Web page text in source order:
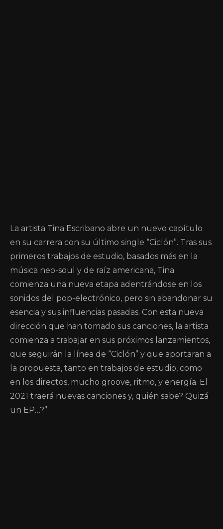
La artista Tina Escribano abre un nuevo capítulo
en su carrera con su último single “Ciclón”. Tras sus
primeros trabajos de estudio, basados más en la
música neo-soul y de raíz americana, Tina
comienza una nueva etapa adentrándose en los
sonidos del pop-electrónico, pero sin abandonar su
esencia y sus influencias pasadas. Con esta nueva
dirección que han tomado sus canciones, la artista
comienza a trabajar en sus próximos lanzamientos,
que seguirán la línea de “Ciclón” y que aportaran a
la propuesta, tanto en trabajos de estudio, como
en los directos, mucho groove, ritmo, y energía. El
2021 traerá nuevas canciones y, quién sabe? Quizá
un EP…?”